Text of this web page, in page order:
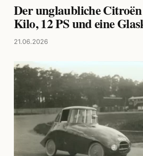
Der unglaubliche
Kilo, 12 PS und eine
21.06.2026